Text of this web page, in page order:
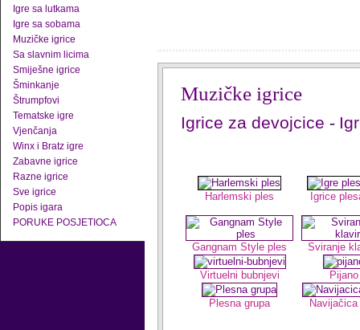
Igre sa lutkama
Igre sa sobama
Muzičke igrice
Sa slavnim licima
Smiješne igrice
Šminkanje
Štrumpfovi
Tematske igre
Vjenčanja
Winx i Bratz igre
Zabavne igrice
Razne igrice
Sve igrice
Popis igara
PORUKE POSJETIOCA
Muzičke igrice
Igrice za devojcice -
Harlemski ples Igrice
Gangnam Style ples Sviranje
Virtuelni bubnjevi Pijano
Plesna grupa Navijačica